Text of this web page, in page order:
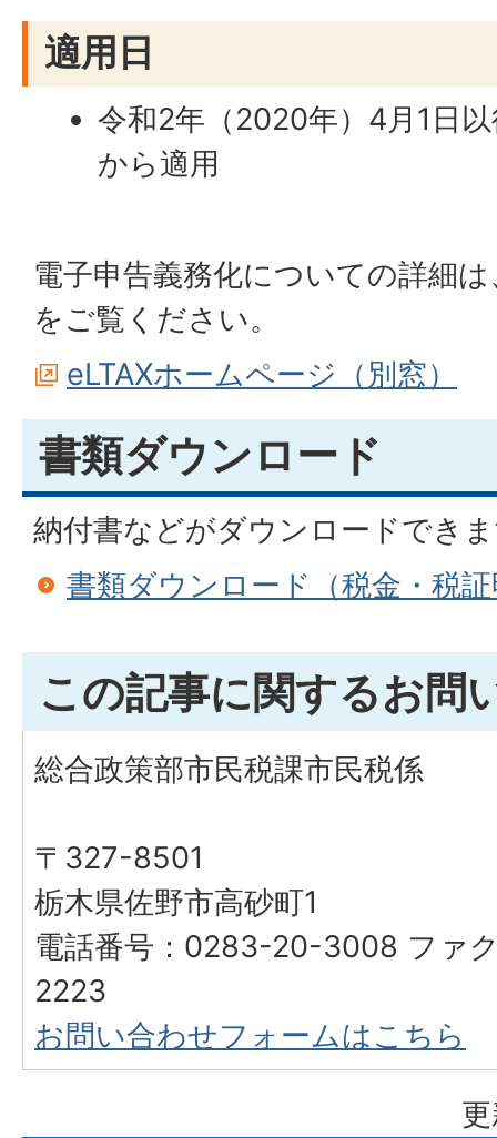
適用日
令和2年（2020年）4月1日
から適用
電子申告義務化についての詳細
をご覧ください。
eLTAXホームページ（別窓）
書類ダウンロード
納付書などがダウンロードでき
書類ダウンロード（税金・税
この記事に関するお問
総合政策部市民税課市民税係
〒327-8501
栃木県佐野市高砂町1
電話番号：0283-20-3008 ファ
2223
お問い合わせフォームはこちら